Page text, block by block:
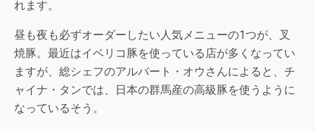
れます。
昼も夜も必ずオーダーしたい人気メニューの1つが、叉
焼豚。最近はイベリコ豚を使っている店が多くなってい
ますが、総シェフのアルバート・オウさんによると、チ
ャイナ・タンでは、日本の群馬産の高級豚を使うように
なっているそう。